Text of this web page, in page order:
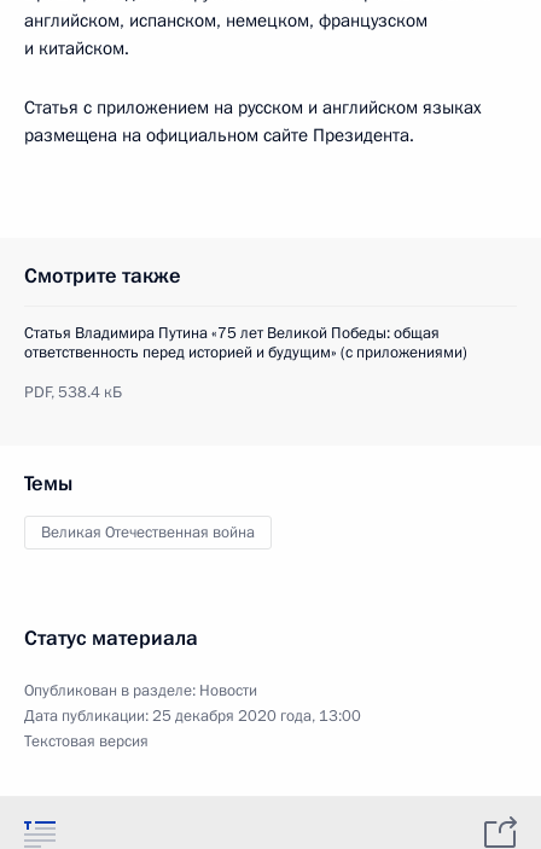
английском, испанском, немецком, французском
и китайском.
Статья с приложением на русском и английском языках
размещена на официальном сайте Президента.
Смотрите также
Статья Владимира Путина «75 лет Великой Победы: общая
ответственность перед историей и будущим» (с приложениями)
PDF,538.4 кБ
Темы
Великая Отечественная война
Статус материала
Опубликован в разделе: Новости
Дата публикации:25 декабря 2020 года, 13:00
Текстовая версия